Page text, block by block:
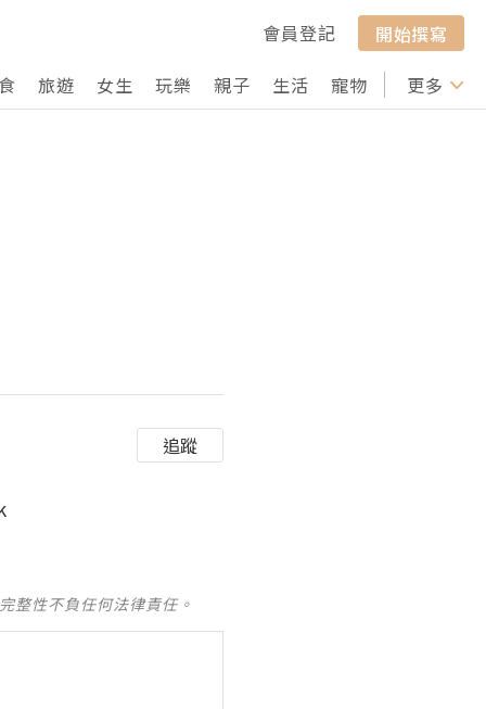
會員登記
開始撰寫
旅遊 女生 玩樂 親子 生活 寵物 行山 打卡
更多
追蹤
整性不負任何法律責任。